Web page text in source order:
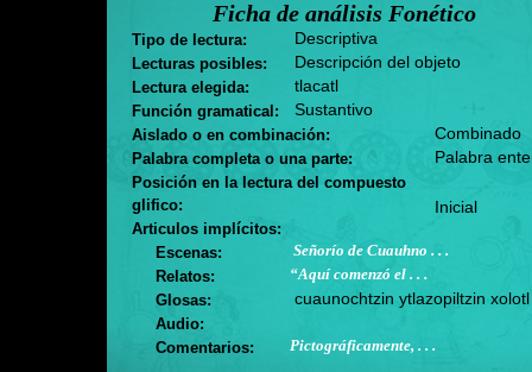
Ficha de análisis Fonético
Tipo de lectura: Descriptiva
Lecturas posibles: Descripción del objeto
Lectura elegida: tlacatl
Función gramatical: Sustantivo
Aislado o en combinación: Combinado
Palabra completa o una parte: Palabra
Posición en la lectura del compuesto
glifico:
Inicial
Articulos implícitos:
Escenas:
Señorío de Cuauhno . . .
Relatos:
“Aquí comenzó el . . .
Glosas:
cuaunochtzin ytlazopiltzin xolotl
Audio:
Comentarios:
Pictográficamente, . . .